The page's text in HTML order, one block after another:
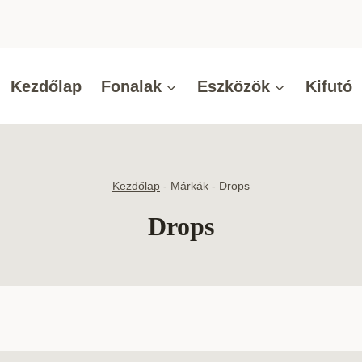
Kezdőlap Fonalak Eszközök Kifutó
Kezdőlap - Márkák - Drops
Drops